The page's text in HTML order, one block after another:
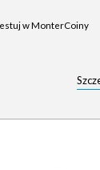
w MonterCoiny